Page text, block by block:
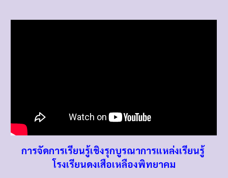
การจัดการเรียนรู้เชิงรุกบูรณาการแหล่งเรียนรู้
โรงเรียนดงเสือเหลืองพิทยาคม